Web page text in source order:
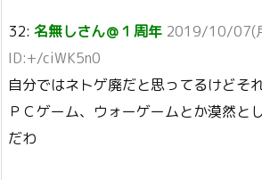
32: 名無しさん＠１周年 2019/10/07(
ID:+/ciWK5n0
自分ではネトゲ廃だと思ってるけどそ
ＰＣゲーム、ウォーゲームとか漠然と
だわ